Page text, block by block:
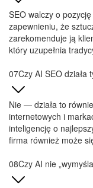
SEO walczy o
zapewnieniu, że
zarekomenduje ją
który uzupełnia
Czy AI SEO działa
Nie — działa to
internetowych i
inteligencję o
firma również może
Czy AI nie